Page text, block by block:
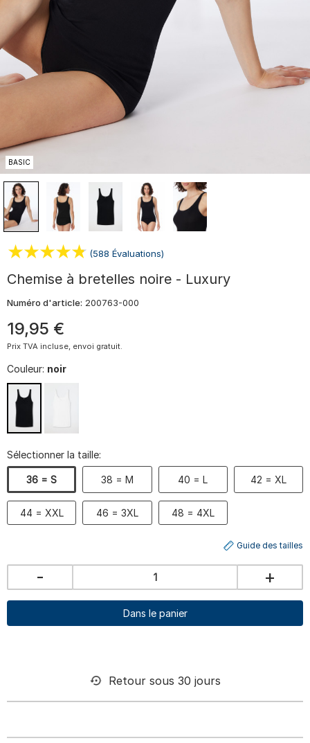
BASIC
(588 Évaluations)
Chemise à bretelles noire - Luxury
Numéro d'article: 200763-000
19,95 €
Prix TVA incluse, envoi gratuit.
Couleur: noir
Sélectionner la taille:
36 = S 38 = M 40 = L 42 = XL
44 = XXL 46 = 3XL 48 = 4XL
Guide des tailles
- +
Dans le panier
Retour sous 30 jours